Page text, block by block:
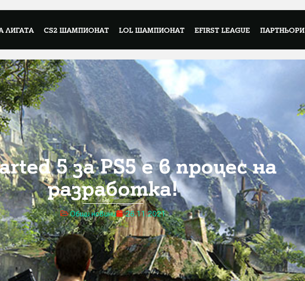
ЛИГАТА CS2 ШАМПИОНАТ LOL ШАМПИОНАТ EFIRST LEAGUE ПАРТНЬОРИ
5 за PS5 е в процес на
разработка!
Общи новини 26.11.2021